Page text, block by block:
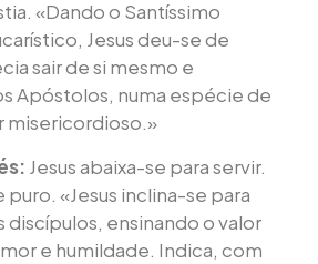
«Dando o Santíssimo
Jesus deu-se de
sair de si mesmo e
Apóstolos, numa espécie de
misericordioso.»
Jesus abaixa-se para servir.
«Jesus inclina-se para
discípulos, ensinando o valor
e humildade. Indica, com